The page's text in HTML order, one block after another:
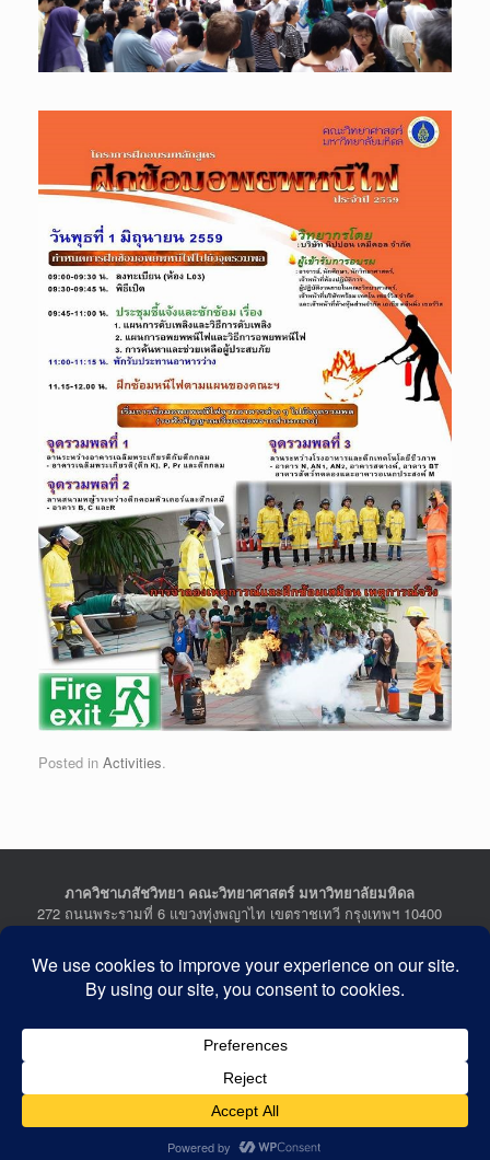
Posted in Activities.
ภาควิชาเภสัชวิทยา คณะวิทยาศาสตร์ มหาวิทยาลัยมหิดล
272 ถนนพระรามที่ 6 แขวงทุ่งพญาไท เขตราชเทวี กรุงเทพฯ 10400
Department of Pharmacology, Faculty of Science, Mahidol
University
272 Rama VI Road, Ratchathewi District, Bangkok 10400
Tel : +662-201-5641-2, Fax : +662-354-7157
Last Updated: July 21, 2026